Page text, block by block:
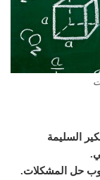
السليمة
حل المشكلات.